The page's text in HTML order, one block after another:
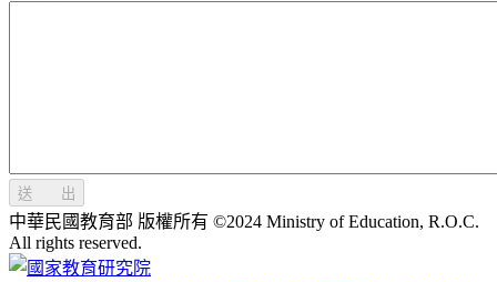
送 出
中華民國教育部 版權所有 ©2024 Ministry of Education, R.O.C.
All rights reserved.